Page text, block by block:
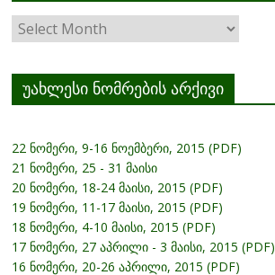
ჟურნალის
არქივი
უახლესი ნომრების არქივი
22 ნომერი, 9-16 ნოემბერი, 2015 (PDF)
21 ნომერი, 25 - 31 მაისი
20 ნომერი, 18-24 მაისი, 2015 (PDF)
19 ნომერი, 11-17 მაისი, 2015 (PDF)
18 ნომერი, 4-10 მაისი, 2015 (PDF)
17 ნომერი, 27 აპრილი - 3 მაისი, 2015 (PDF)
16 ნომერი, 20-26 აპრილი, 2015 (PDF)